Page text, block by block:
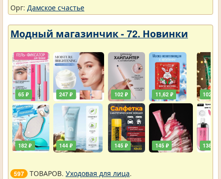
Орг: Дамское счастье
Модный магазинчик - 72. Новинки
65 ₽
182 ₽
247 ₽
144 ₽
102 ₽
145 ₽
11,62 ₽
145 ₽
102 ₽
138 ₽
597 ТОВАРОВ. Уходовая для лица.